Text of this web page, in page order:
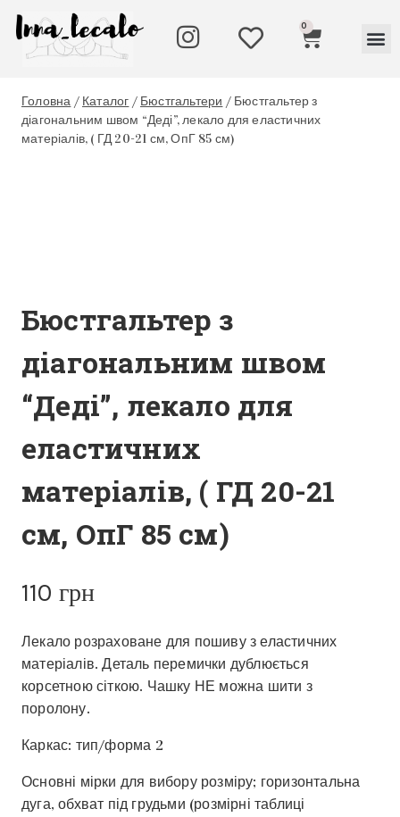
0
Головна / Каталог / Бюстгальтери / Бюстгальтер з
діагональним швом “Деді”, лекало для еластичних
матеріалів, ( ГД 20-21 см, ОпГ 85 см)
Бюстгальтер з
діагональним швом
“Деді”, лекало для
еластичних
матеріалів, ( ГД 20-21
см, ОпГ 85 см)
110 грн
Лекало розраховане для пошиву з еластичних
матеріалів. Деталь перемички дублюється
корсетною сіткою. Чашку НЕ можна шити з
поролону.
Каркас: тип/форма 2
Основні мірки для вибору розміру; горизонтальна
дуга, обхват під грудьми (розмірні таблиці